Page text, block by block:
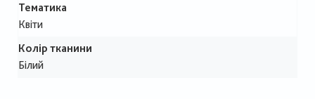
Тематика
Квіти
Колір тканини
Білий